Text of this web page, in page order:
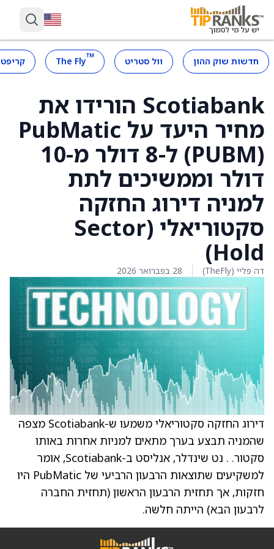
חדשות שוק ההון וול סטריט ™
The Fly
Scotiabank הורידו את
מחיר היעד על PubMatic
‏(PUBM) ל-8 דולר מ-10
דולר וממשיכים לתת
למניה דירוג החזקה
סקטוריאלי (Sector
Hold)
דה פליי (TheFly) 28 בפברואר 2026
דירוג החזקה סקטוריאלי משמעו ש-Scotiabank מצפה
שהמניה תבצע בערך מתאים למניות אחרות באותו
סקטור. . נט שינדלר, אנליסט ב-Scotiabank, אומר
למשקיעים שתוצאות הרבעון הרביעי של PubMatic היו
חזקות, אך תחזית הרבעון הראשון (תחזית החברה
לרבעון הבא) הייתה חלשה.